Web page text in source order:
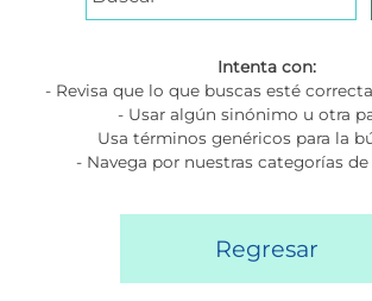
Intenta con:
- Revisa que lo que buscas esté
- Usar algún sinónimo u otra
Usa términos genéricos para la
- Navega por nuestras categorías
Regresar